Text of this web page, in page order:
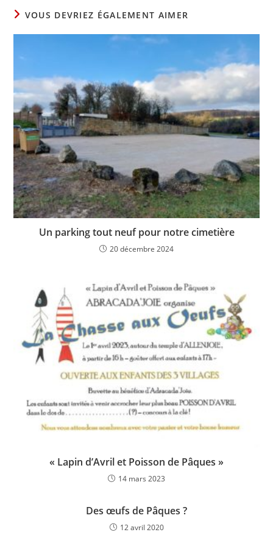
VOUS DEVRIEZ ÉGALEMENT AIMER
Un parking tout neuf pour notre cimetière
20 décembre 2024
« Lapin d’Avril et Poisson de Pâques »
14 mars 2023
Des œufs de Pâques ?
12 avril 2020